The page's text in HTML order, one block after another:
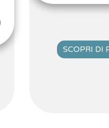
SCOPRI DI